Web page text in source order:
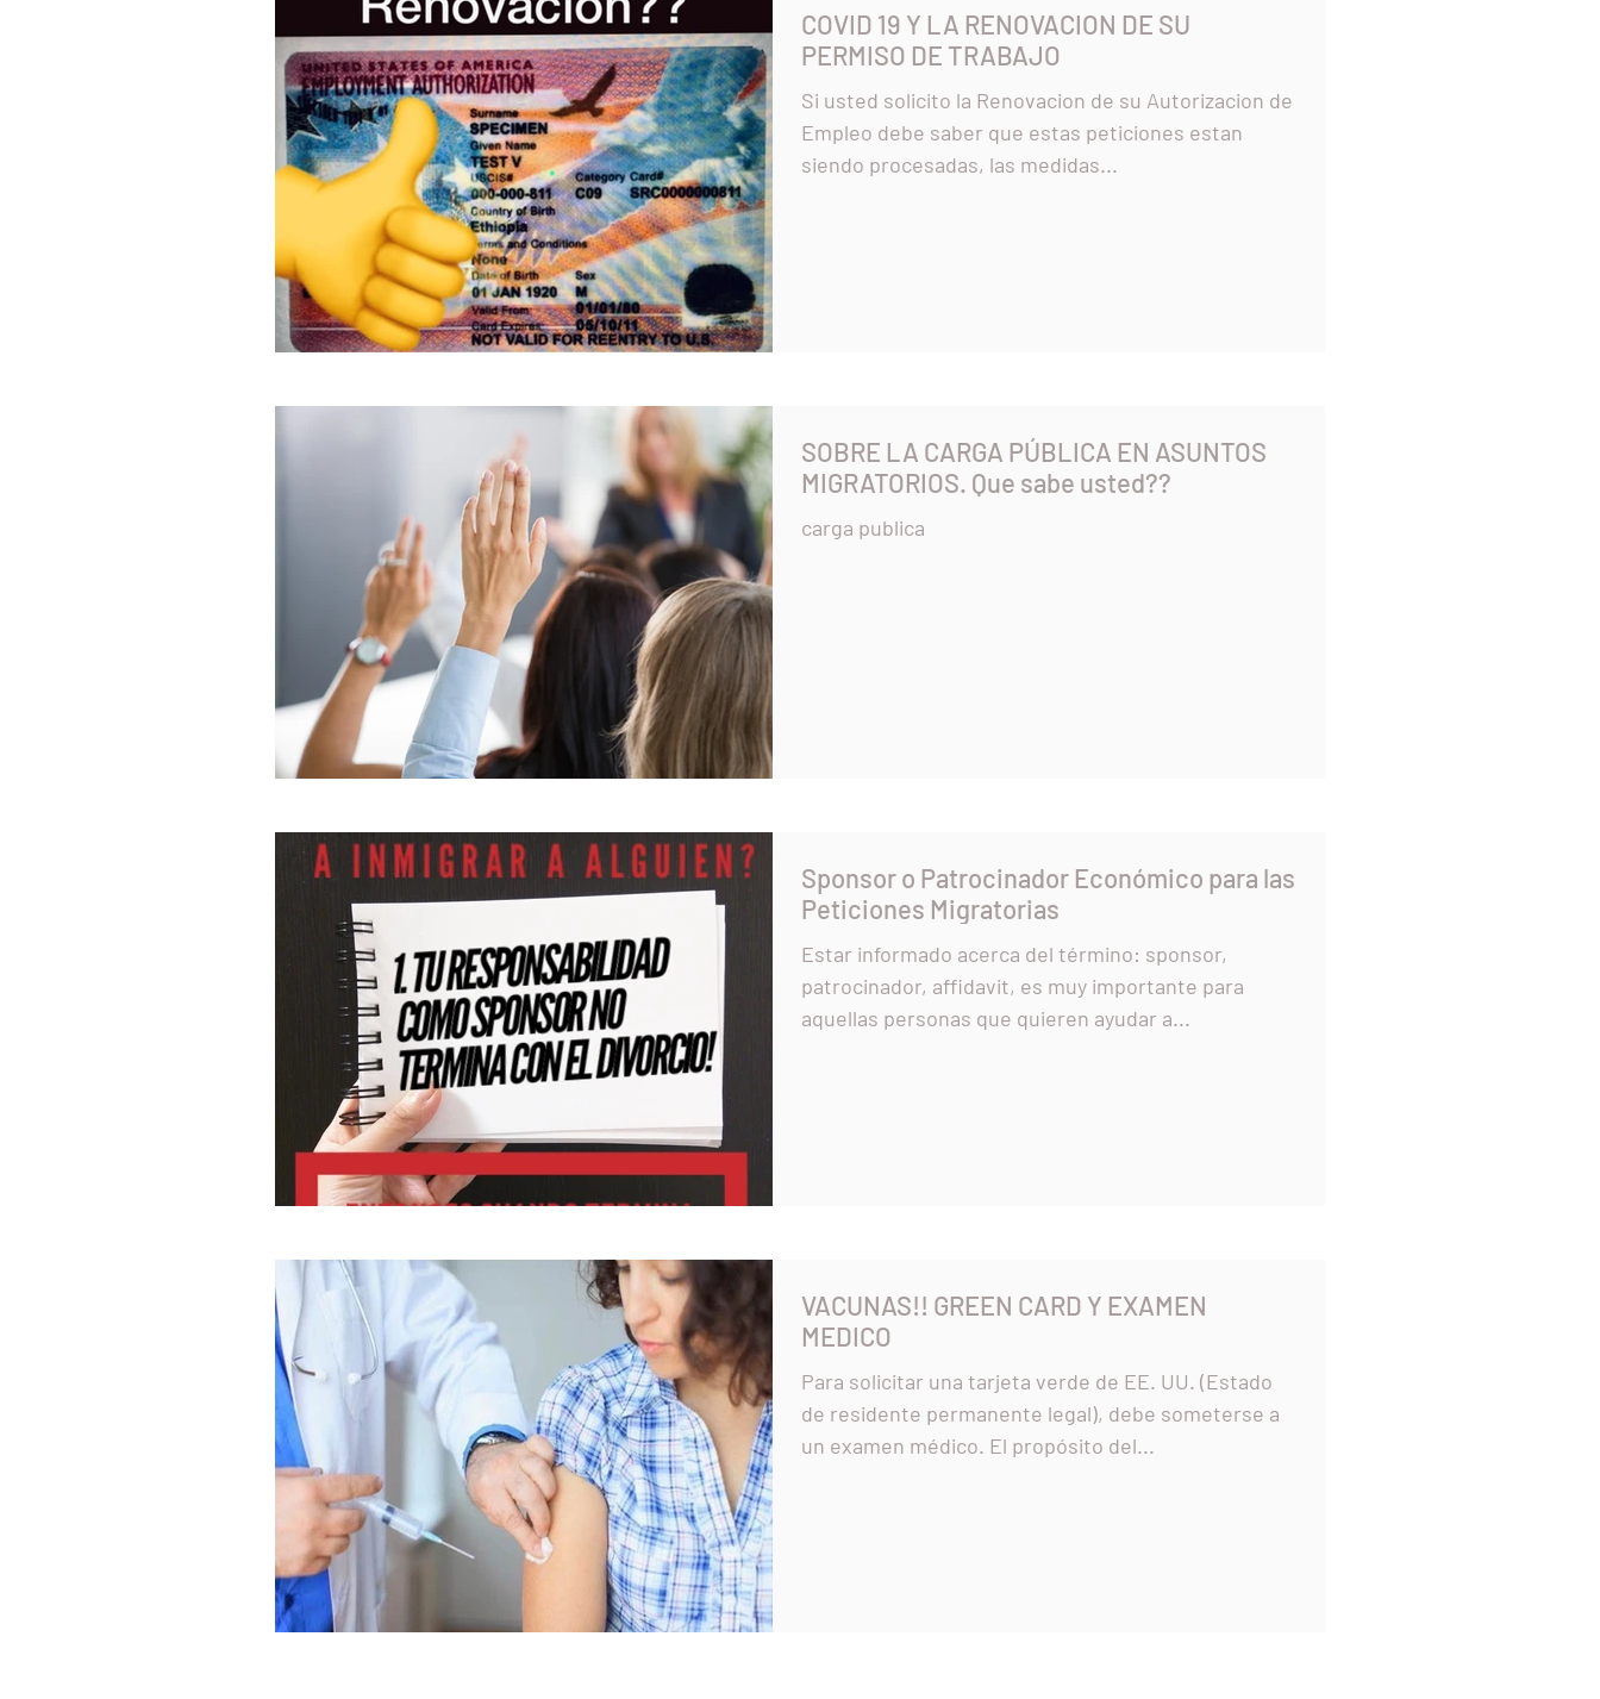
COVID 19 Y LA RENOVACION DE SU
PERMISO DE TRABAJO
Si usted solicito la Renovacion de su Autorizacion de
Empleo debe saber que estas peticiones estan
siendo procesadas, las medidas...
SOBRE LA CARGA PÚBLICA EN ASUNTOS
MIGRATORIOS. Que sabe usted??
carga publica
Sponsor o Patrocinador Económico para las
Peticiones Migratorias
Estar informado acerca del término: sponsor,
patrocinador, affidavit, es muy importante para
aquellas personas que quieren ayudar a...
VACUNAS!! GREEN CARD Y EXAMEN
MEDICO
Para solicitar una tarjeta verde de EE. UU. (Estado
de residente permanente legal), debe someterse a
un examen médico. El propósito del...